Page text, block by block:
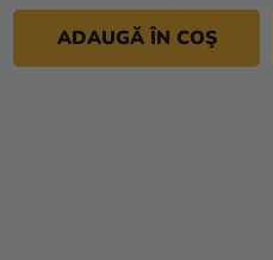
ADAUGĂ ÎN COŞ